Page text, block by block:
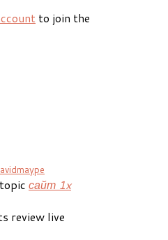
to join the
сайт 1x
review live